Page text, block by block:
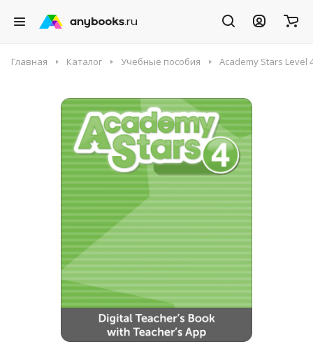
Главная Каталог Учебные пособия Academy Stars Level